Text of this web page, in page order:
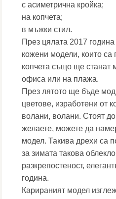
с асиметрична кройка;
на копчета;
в мъжки стил.
През цялата 2017
кожени модели, които са
копчета също ще станат
офиса или на плажа.
През лятото ще бъде
цветове, изработени от
волани, волани. Стоят
желаете, можете да
модел. Такива дрехи са
за зимата такова
разкрепостеност,
година.
Карираният модел